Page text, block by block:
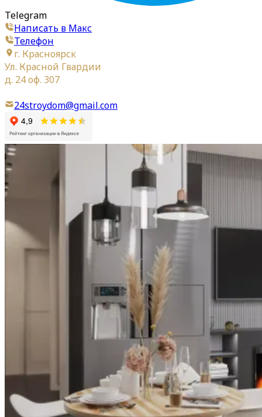
Telegram
Написать в Макс
Телефон
г. Красноярск
Ул. Красной Гвардии
д. 24 оф. 307
24stroydom@gmail.com